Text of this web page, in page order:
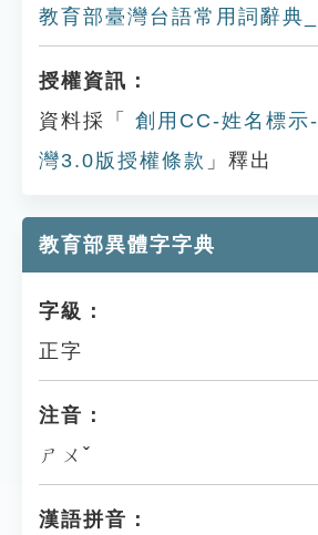
教育部臺灣台語常用詞辭典
授權資訊：
資料採「
創用CC-姓名標示
灣3.0版授權條款 」釋出
教育部異體字字典
字級：
正字
注音：
ㄕㄨˇ
漢語拼音：